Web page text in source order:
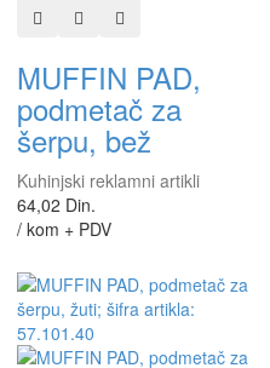
Dodaj u listu želja
Dodaj u listu za
MUFFIN PAD,
podmetač za
šerpu, bež
Kuhinjski reklamni artikli
64,02 Din.
/ kom + PDV